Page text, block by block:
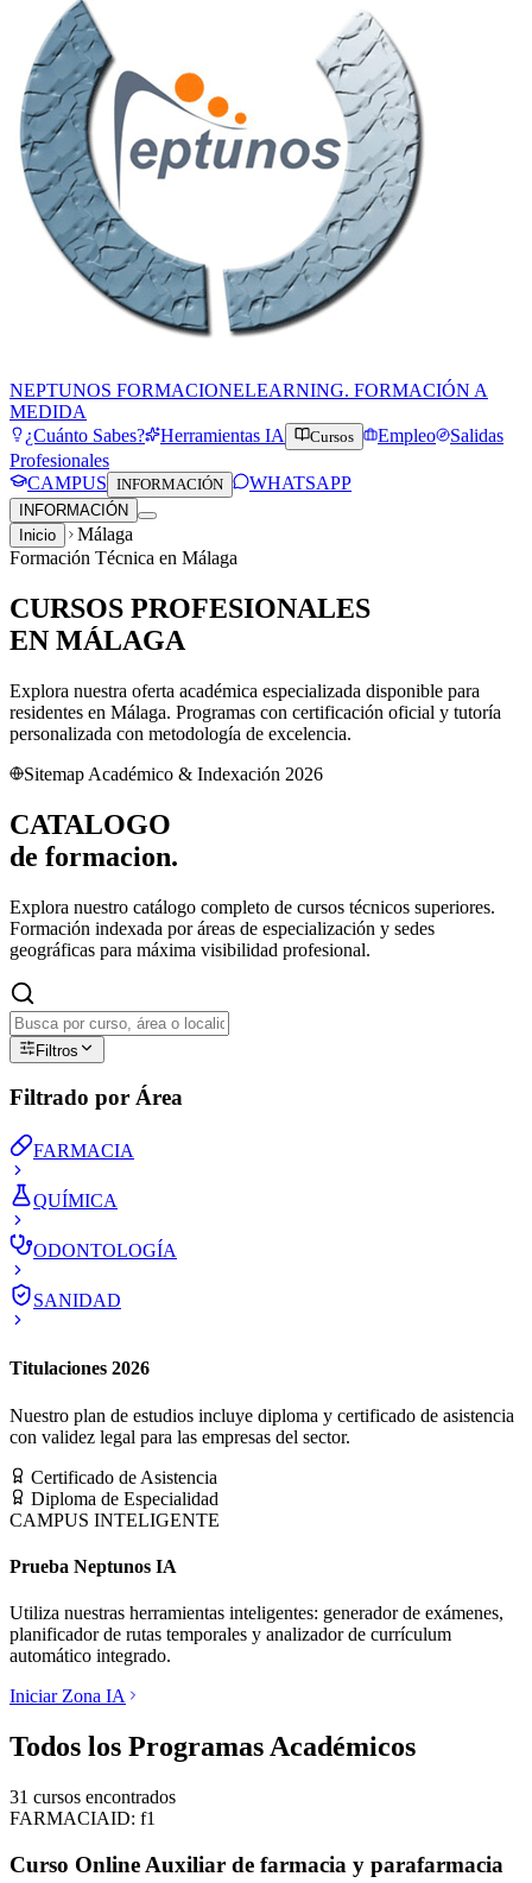
NEPTUNOS FORMACIONELEARNING. FORMACIÓN A
MEDIDA
¿Cuánto Sabes?
Herramientas IA Cursos Empleo
Salidas
Profesionales
CAMPUS INFORMACIÓN WHATSAPP
INFORMACIÓN
Inicio
Málaga
Formación Técnica en Málaga
CURSOS PROFESIONALES
EN MÁLAGA
Explora nuestra oferta académica especializada disponible para
residentes en Málaga. Programas con certificación oficial y tutoría
personalizada con metodología de excelencia.
Sitemap Académico & Indexación 2026
CATALOGO
de formacion.
Explora nuestro catálogo completo de cursos técnicos superiores.
Formación indexada por áreas de especialización y sedes
geográficas para máxima visibilidad profesional.
Filtros
Filtrado por Área
FARMACIA
QUÍMICA
ODONTOLOGÍA
SANIDAD
Titulaciones 2026
Nuestro plan de estudios incluye diploma y certificado de asistencia
con validez legal para las empresas del sector.
Certificado de Asistencia
Diploma de Especialidad
CAMPUS INTELIGENTE
Prueba Neptunos IA
Utiliza nuestras herramientas inteligentes: generador de exámenes,
planificador de rutas temporales y analizador de currículum
automático integrado.
Iniciar Zona IA
Todos los Programas Académicos
31 cursos encontrados
FARMACIAID: f1
Curso Online Auxiliar de farmacia y parafarmacia